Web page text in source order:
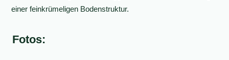
einer feinkrümeligen Bodenstruktur.
Fotos: